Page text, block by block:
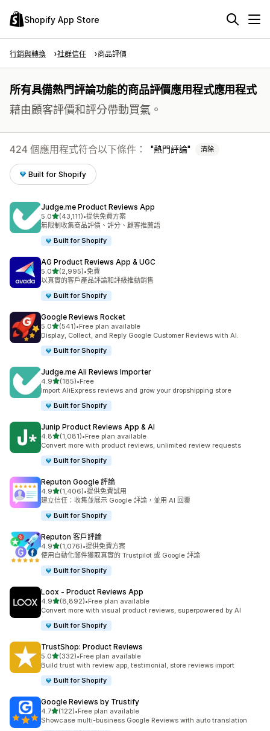
Shopify App Store
行銷與轉換 社群信任 商品評價
所有具備熱門評論功能的商品評價應用程式應用程式
藉由顧客評價和評分帶動買氣。
424 個應用程式符合以下條件： 熱門評論 清除
Built for Shopify
Judge.me Product Reviews App
5.0滿分 5 顆星
(43,111)
共有 43111 則評價
•提供免費方案
無限制收集商品評價、評分、顧客推薦語
Built for Shopify
AG Product Reviews App & UGC
5.0滿分 5 顆星
(2,995)
共有 2995 則評價
•免費
以真實的客戶產品評論和評級推動銷售
Built for Shopify
Google Reviews Rocket
5.0滿分 5 顆星
(541)
共有 541 則評價
•Free plan available
Display, Collect, and Reply Google Customer Reviews with AI.
Built for Shopify
Judge.me Ali Reviews Importer
4.9滿分 5 顆星
(185)
共有 185 則評價
•Free
Import AliExpress reviews and grow your dropshipping store
Built for Shopify
Junip Product Reviews App & AI
4.8滿分 5 顆星
(1,081)
共有 1081 則評價
•Free plan available
Convert more with product reviews, unlimited review requests
Built for Shopify
Reputon Google 評論
4.9滿分 5 顆星
(1,406)
共有 1406 則評價
•提供免費試用
建立信任：收集並展示 Google 評論，並用 AI 回覆
Built for Shopify
Reputon 客戶評論
4.9滿分 5 顆星
(1,076)
共有 1076 則評價
•提供免費方案
使用自動化郵件獲取真實的 Trustpilot 或 Google 評論
Built for Shopify
Loox ‑ Product Reviews App
4.9滿分 5 顆星
(8,892)
共有 8892 則評價
•Free plan available
Convert more with visual product reviews, superpowered by AI
Built for Shopify
TrustShop: Product Reviews
5.0滿分 5 顆星
(332)
共有 332 則評價
•Free plan available
Build trust with review app, testimonial, store reviews import
Built for Shopify
Google Reviews by Trustify
4.7滿分 5 顆星
(122)
共有 122 則評價
•Free plan available
Showcase multi-business Google Reviews with auto translation